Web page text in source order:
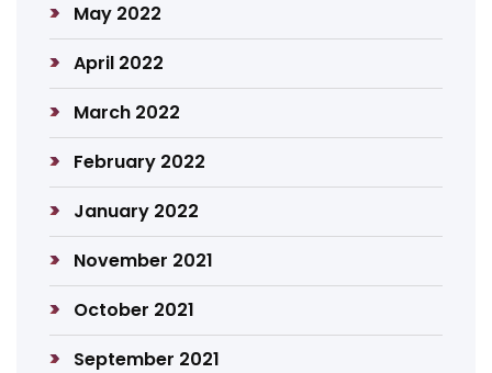
May 2022
April 2022
March 2022
February 2022
January 2022
November 2021
October 2021
September 2021